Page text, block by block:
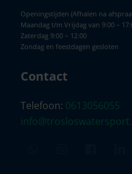
Openingstijden (Afhalen na
Maandag t/m Vrijdag van 9:00 –
Zaterdag 9:00 – 12:00
Zondag en feestdagen gesloten
Contact
Telefoon: 0613056055